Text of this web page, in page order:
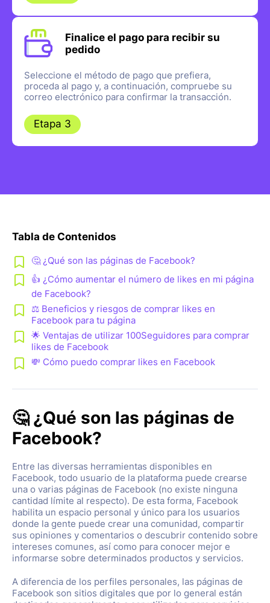
Finalice el pago para recibir su
pedido
Seleccione el método de pago que prefiera,
proceda al pago y, a continuación, compruebe su
correo electrónico para confirmar la transacción.
Etapa 3
Tabla de Contenidos
🤔 ¿Qué son las páginas de Facebook?
👍 ¿Cómo aumentar el número de likes en mi página
de Facebook?
⚖️ Beneficios y riesgos de comprar likes en
Facebook para tu página
🌟 Ventajas de utilizar 100Seguidores para comprar
likes de Facebook
💸 Cómo puedo comprar likes en Facebook
🤔 ¿Qué son las páginas de
Facebook?
Entre las diversas herramientas disponibles en
Facebook, todo usuario de la plataforma puede crearse
una o varias páginas de Facebook (no existe ninguna
cantidad límite al respecto). De esta forma, Facebook
habilita un espacio personal y único para los usuarios
donde la gente puede crear una comunidad, compartir
sus opiniones y comentarios o descubrir contenido sobre
intereses comunes, así como para conocer mejor e
informarse sobre determinados productos y servicios.
A diferencia de los perfiles personales, las páginas de
Facebook son sitios digitales que por lo general están